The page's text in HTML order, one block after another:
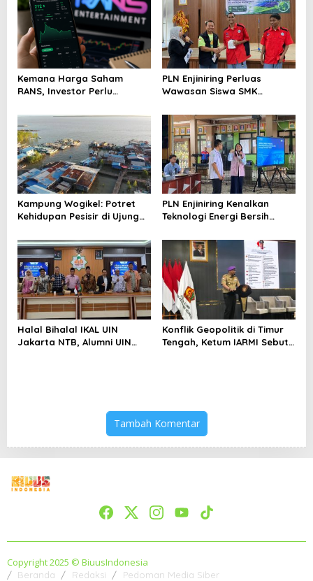
Kemana Harga Saham
RANS, Investor Perlu
Menghindari Spekulasi
Berlebihan
PLN Enjiniring Perluas
Wawasan Siswa SMK
Perubahan Iklim
Kampung Wogikel: Potret
Kehidupan Pesisir di Ujung
Bertahan di Tengah
Keterbatasan
PLN Enjiniring Kenalkan
Teknologi Energi Bersih
Halal Bihalal IKAL UIN
Jakarta NTB, Alumni UIN
Konflik Geopolitik di Timur
Tengah, Ketum IARMI Sebut
Tambah Komentar
Copyright 2025 © BiuusIndonesia
Beranda Redaksi Pedoman Media Siber